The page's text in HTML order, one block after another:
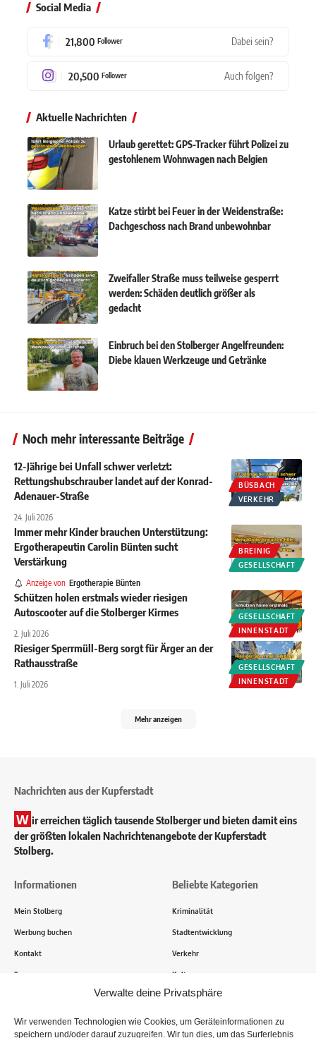
Verwalte deine Privatsphäre
Wir verwenden Technologien wie Cookies, um Geräteinformationen zu
speichern und/oder darauf zuzugreifen. Wir tun dies, um das Surferlebnis
Social Media
21,800 Follower Dabei sein?
20,500 Follower Auch folgen?
Aktuelle Nachrichten
Urlaub gerettet: GPS-Tracker führt Polizei zu
gestohlenem Wohnwagen nach Belgien
Katze stirbt bei Feuer in der Weidenstraße:
Dachgeschoss nach Brand unbewohnbar
Zweifaller Straße muss teilweise gesperrt
werden: Schäden deutlich größer als
gedacht
Einbruch bei den Stolberger Angelfreunden:
Diebe klauen Werkzeuge und Getränke
Noch mehr interessante Beiträge
BÜSBACH
VERKEHR
12-Jährige bei Unfall schwer verletzt:
Rettungshubschrauber landet auf der Konrad-
Adenauer-Straße
24. Juli 2026
BREINIG
GESELLSCHAFT
Immer mehr Kinder brauchen Unterstützung:
Ergotherapeutin Carolin Bünten sucht
Verstärkung
Anzeige von Ergotherapie Bünten
GESELLSCHAFT
INNENSTADT
Schützen holen erstmals wieder riesigen
Autoscooter auf die Stolberger Kirmes
2. Juli 2026
GESELLSCHAFT
INNENSTADT
Riesiger Sperrmüll-Berg sorgt für Ärger an der
Rathausstraße
1. Juli 2026
Mehr anzeigen
Nachrichten aus der Kupferstadt
W ir erreichen täglich tausende Stolberger und bieten damit eins
der größten lokalen Nachrichtenangebote der Kupferstadt
Stolberg.
Informationen
Mein Stolberg
Werbung buchen
Kontakt
Transparenz
Beliebte Kategorien
Kriminalität
Stadtentwicklung
Verkehr
Kultur